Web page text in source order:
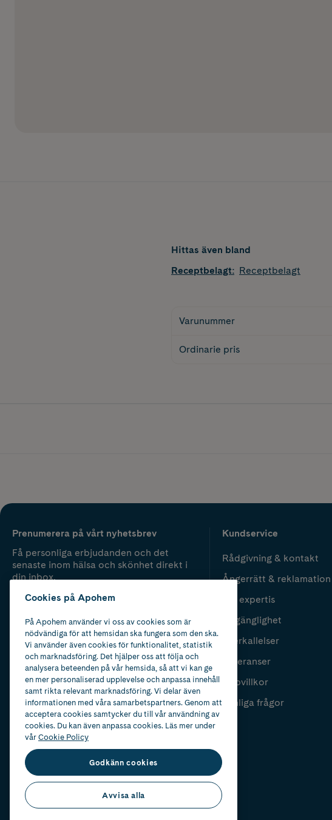
Hittas även bland
Receptbelagt: Receptbelagt
Varunummer
Ordinarie pris
Prenumerera på vårt nyhetsbrev
Få personliga erbjudanden och det
senaste inom hälsa och skönhet direkt i
din inbox.
Kundservice
Rådgivning & kontakt
Ångerrätt & reklamation
Vår expertis
Tillgänglighet
Återkallelser
Leveranser
Köpvillkor
Vanliga frågor
Cookies på Apohem
På Apohem använder vi oss av cookies som är
nödvändiga för att hemsidan ska fungera som den ska.
Vi använder även cookies för funktionalitet, statistik
och marknadsföring. Det hjälper oss att följa och
analysera beteenden på vår hemsida, så att vi kan ge
en mer personaliserad upplevelse och anpassa innehåll
samt rikta relevant marknadsföring. Vi delar även
informationen med våra samarbetspartners. Genom att
acceptera cookies samtycker du till vår användning av
cookies. Du kan även anpassa cookies. Läs mer under
vårCookie Policy
Godkänn cookies
Avvisa alla